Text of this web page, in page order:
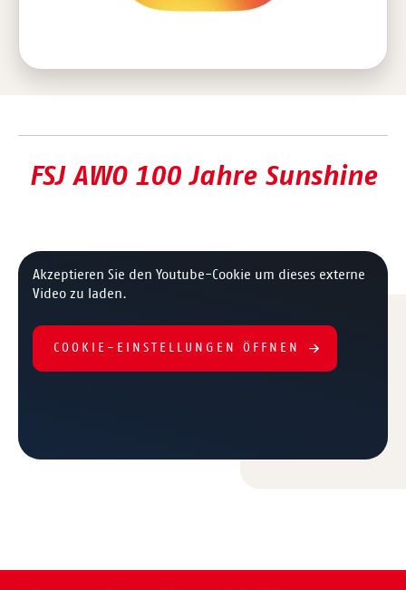
FSJ AWO 100 Jahre Sunshine
Akzeptieren Sie den Youtube-Cookie um dieses externe
Video zu laden.
COOKIE-EINSTELLUNGEN ÖFFNEN